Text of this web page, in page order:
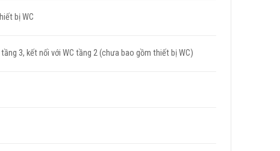
bị WC
3, kết nối với WC tầng 2 (chưa bao gồm thiết bị WC)